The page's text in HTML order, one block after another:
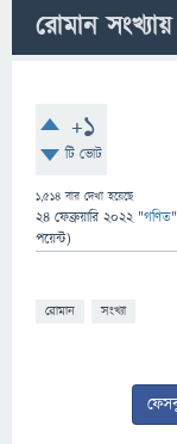
রোমান
+1
টি ভোট
1,514 বার দেখা হয়েছে
24 ফেব্রুয়ারি 2022 "গণিত
পয়েন্ট)
রোমান সংখ্যা